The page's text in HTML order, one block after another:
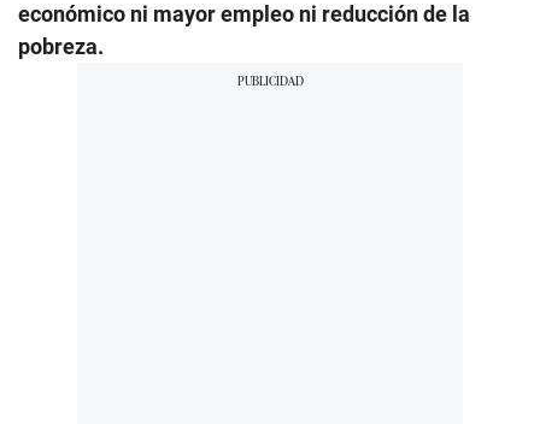
económico ni mayor empleo ni reducción de la
pobreza.